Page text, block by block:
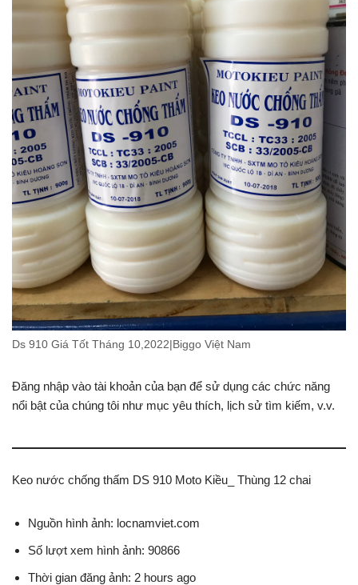
Ds 910 Giá Tốt Tháng 10,2022|Biggo Việt Nam
Đăng nhập vào tài khoản của bạn để sử dụng các chức năng
nổi bật của chúng tôi như mục yêu thích, lịch sử tìm kiếm, v.v.
Keo nước chống thấm DS 910 Moto Kiều_ Thùng 12 chai
Nguồn hình ảnh: locnamviet.com
Số lượt xem hình ảnh: 90866
Thời gian đăng ảnh: 2 hours ago